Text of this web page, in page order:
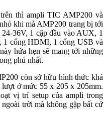
thì ampli TIC AMP200 và
khi mà AMP200 trang bị tới
36V, 1 cặp đầu vào AUX, 1
1 cổng HDMI, 1 cổng USB và
hứa hẹn sẽ mang tới những
phú nhất.
còn sở hữu hình thức khá
ở mức 55 x 205 x 205mm.
vị trí setup của ampli trong
trời mà không gặp bất cứ